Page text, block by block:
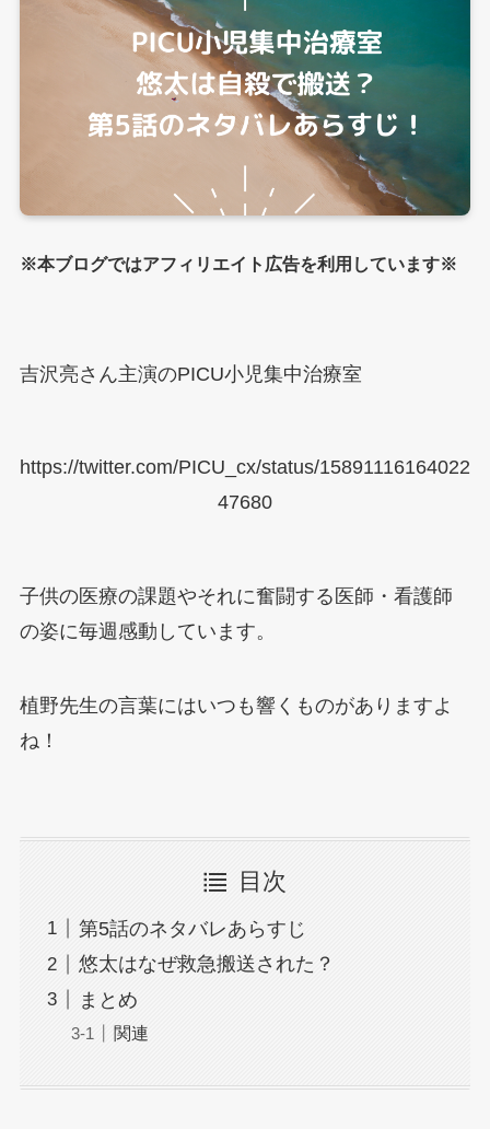
※本ブログではアフィリエイト広告を利用しています※
吉沢亮さん主演のPICU小児集中治療室
https://twitter.com/PICU_cx/status/15891116164022
47680
子供の医療の課題やそれに奮闘する医師・看護師
の姿に毎週感動しています。
植野先生の言葉にはいつも響くものがありますよ
ね！
目次
第5話のネタバレあらすじ
悠太はなぜ救急搬送された？
まとめ
関連